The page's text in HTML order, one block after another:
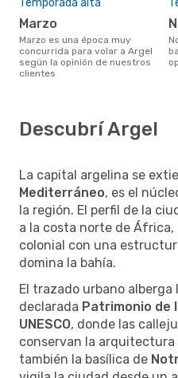
marzo
marzo es una época muy
concurrida para volar a Argel
según la opinión de nuestros
clientes
noviembre es una temporada
Descubrí Argel
La capital argelina se
Mediterráneo, es el
la región. El perfil de la
a la costa norte de África,
colonial con una
domina la bahía.
El trazado urbano alberga
declarada Patrimonio de
UNESCO, donde las
conservan la arquitectura
también la basílica de